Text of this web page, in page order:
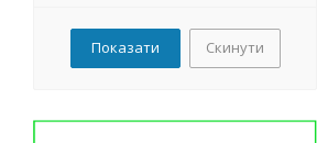
Euroflow
Квинта
Ника
Никель
Светлозелёный
Скинути